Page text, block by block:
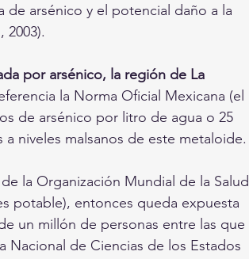
de arsénico y el potencial daño a la
2003).
por arsénico, la región de La
la Norma Oficial Mexicana (el
de arsénico por litro de agua o 25
niveles malsanos de este metaloide.
la Organización Mundial de la Salud
potable), entonces queda expuesta
un millón de personas entre las que
Nacional de Ciencias de los Estados